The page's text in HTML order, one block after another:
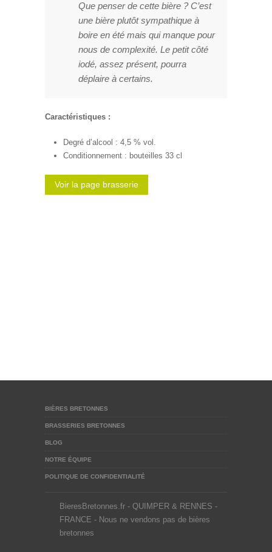
Que penser de cette bière ? C’est
une bière plutôt sympathique à
boire en été mais qui manque pour
nous de complexité. Le petit côté
iodé, assez présent, pourra
déplaire à certains.
Caractéristiques :
Degré d’alcool : 4,5 % vol.
Conditionnement : bouteilles 33 cl
Voir la page brasserie
BIÈRES BRETONNES
BRASSERIES BRETONNES
BLOG
NOTRE ÉQUIPE
POLITIQUE DE CONFIDENTIALITÉ
BieresBretonnes.fr - QUIMPER & RENNES -
FRANCE - Nous ne vendons pas de bières
bretonnes